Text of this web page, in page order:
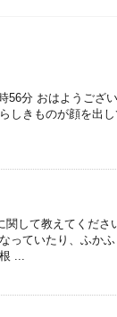
56分 おはようござ
しきものが顔を出
して教えてくださ
っていたり、ふか
...